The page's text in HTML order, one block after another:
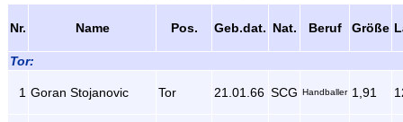
Nr. Name Pos. Geb.dat. Nat. Beruf Größe
Tor:
1 Goran Stojanovic Tor 21.01.66 SCG Handballer 1,91